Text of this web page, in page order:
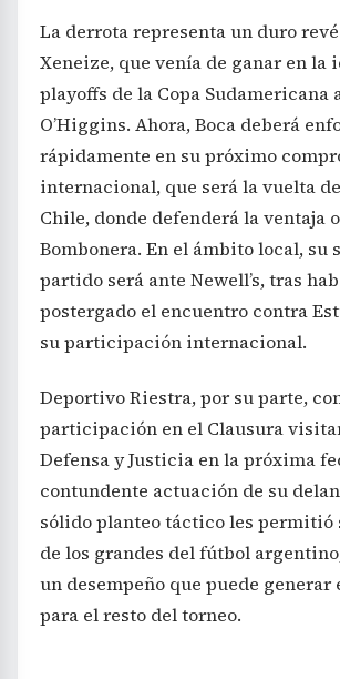
La derrota representa un duro
Xeneize, que venía de ganar en la
playoffs de la Copa Sudamericana
O’Higgins. Ahora, Boca deberá
rápidamente en su próximo
internacional, que será la vuelta
Chile, donde defenderá la ventaja
Bombonera. En el ámbito local, su
partido será ante Newell’s, tras
postergado el encuentro contra
su participación internacional.
Deportivo Riestra, por su parte,
participación en el Clausura
Defensa y Justicia en la próxima
contundente actuación de su
sólido planteo táctico les permitió
de los grandes del fútbol
un desempeño que puede generar
para el resto del torneo.